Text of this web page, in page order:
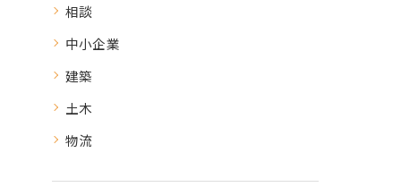
相談
中小企業
建築
土木
物流